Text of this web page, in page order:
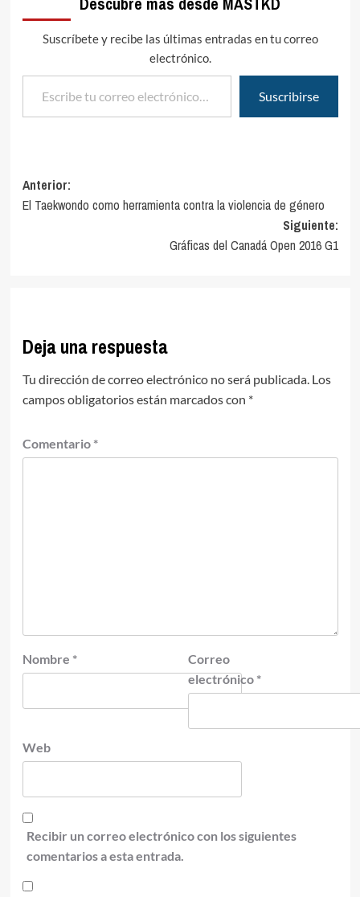
Suscríbete y recibe las últimas entradas en tu correo
electrónico.
Escribe tu correo electrónico…
Suscribirse
Navegación
de
Anterior:
El Taekwondo como herramienta contra la violencia de género
Siguiente:
Gráficas del Canadá Open 2016 G1
Deja una respuesta
Tu dirección de correo electrónico no será publicada. Los
campos obligatorios están marcados con *
Comentario *
Nombre *
Correo
electrónico *
Web
Recibir un correo electrónico con los siguientes
comentarios a esta entrada.